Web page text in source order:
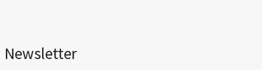
Newsletter